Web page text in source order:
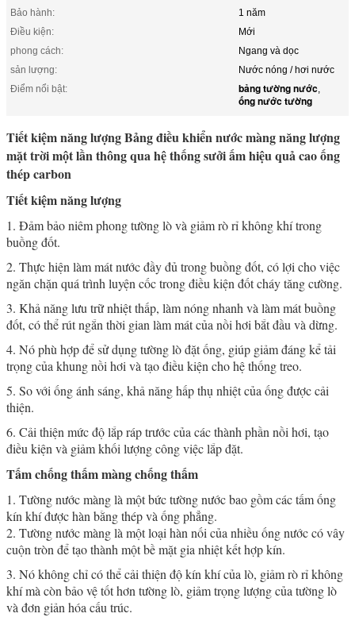
Bảo hành:
1 năm
Điều kiện:
Mới
phong cách:
Ngang và dọc
sản lượng:
Nước nóng / hơi nước
Điểm nổi bật:
bảng tường nước,
ống nước tường
Tiết kiệm năng lượng Bảng điều khiển nước màng năng lượng
mặt trời một lần thông qua hệ thống sưởi ấm hiệu quả cao ống
thép carbon
Tiết kiệm năng lượng
1. Đảm bảo niêm phong tường lò và giảm rò rỉ không khí trong
buồng đốt.
2. Thực hiện làm mát nước đầy đủ trong buồng đốt, có lợi cho việc
ngăn chặn quá trình luyện cốc trong điều kiện đốt cháy tăng cường.
3. Khả năng lưu trữ nhiệt thấp, làm nóng nhanh và làm mát buồng
đốt, có thể rút ngắn thời gian làm mát của nồi hơi bắt đầu và dừng.
4. Nó phù hợp để sử dụng tường lò đặt ống, giúp giảm đáng kể tải
trọng của khung nồi hơi và tạo điều kiện cho hệ thống treo.
5. So với ống ánh sáng, khả năng hấp thụ nhiệt của ống được cải
thiện.
6. Cải thiện mức độ lắp ráp trước của các thành phần nồi hơi, tạo
điều kiện và giảm khối lượng công việc lắp đặt.
Tấm chống thấm màng chống thấm
1. Tường nước màng là một bức tường nước bao gồm các tấm ống
kín khí được hàn bằng thép và ống phẳng.
2. Tường nước màng là một loại hàn nối của nhiều ống nước có vây
cuộn tròn để tạo thành một bề mặt gia nhiệt kết hợp kín.
3. Nó không chỉ có thể cải thiện độ kín khí của lò, giảm rò rỉ không
khí mà còn bảo vệ tốt hơn tường lò, giảm trọng lượng của tường lò
và đơn giản hóa cấu trúc.